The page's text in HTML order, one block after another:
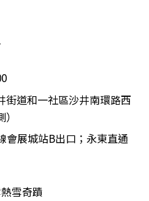
街道和一社區沙井南環路西
會展城站B出口；永東直通
雪奇蹟